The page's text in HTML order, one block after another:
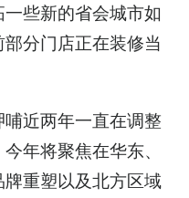
些新的省会城市如
分门店正在装修当
近两年一直在调整
年将聚焦在华东、
重塑以及北方区域